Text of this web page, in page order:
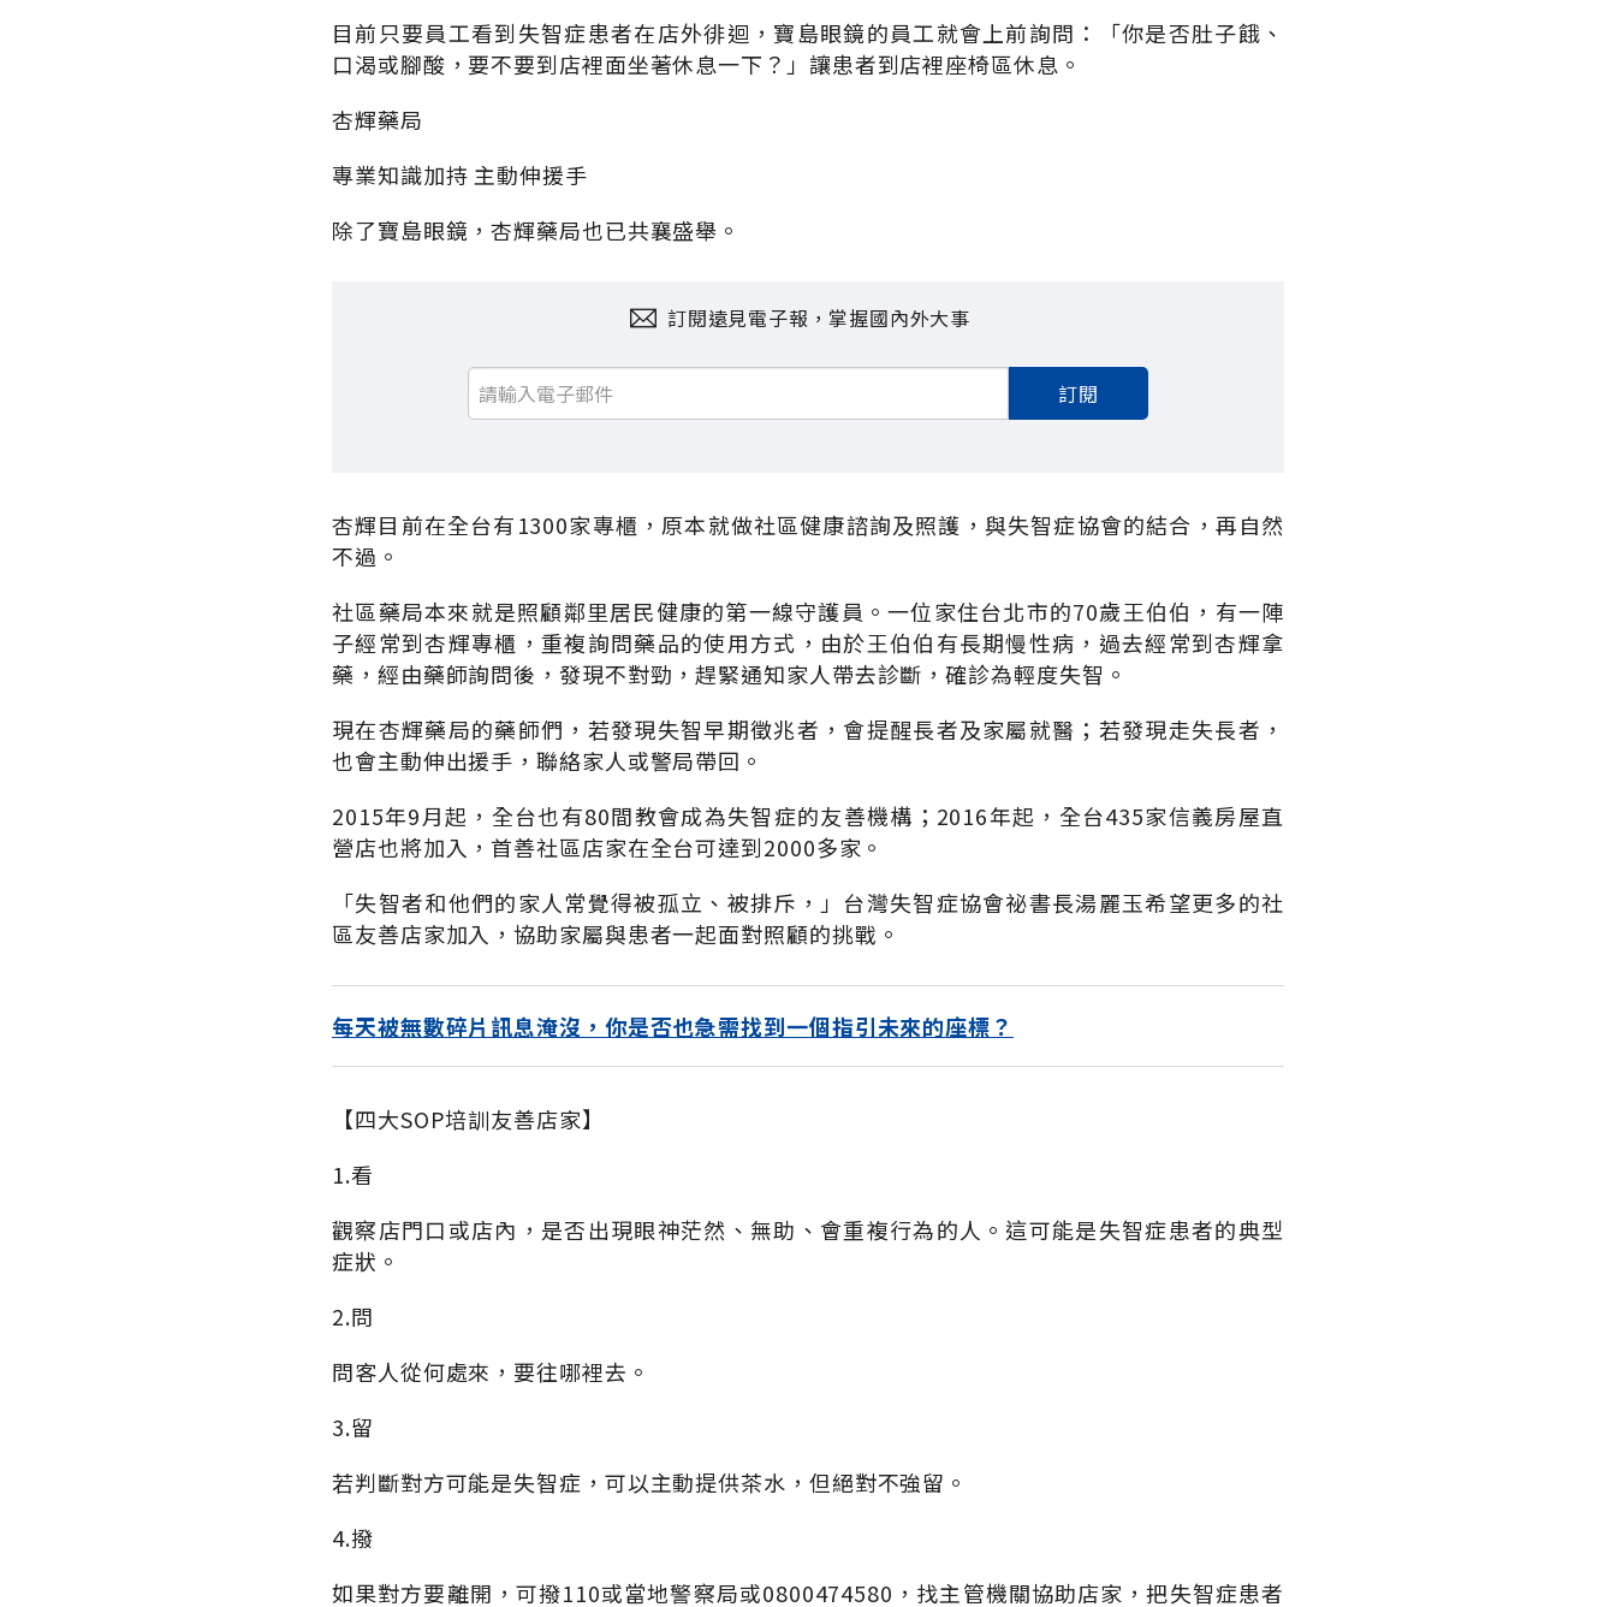
目前只要員工看到失智症患者在店外徘迴，寶島眼鏡的員工就會上前詢問：「你是否肚子餓、
口渴或腳酸，要不要到店裡面坐著休息一下？」讓患者到店裡座椅區休息。
杏輝藥局
專業知識加持 主動伸援手
除了寶島眼鏡，杏輝藥局也已共襄盛舉。
訂閱遠見電子報，掌握國內外大事
訂閱
杏輝目前在全台有1300家專櫃，原本就做社區健康諮詢及照護，與失智症協會的結合，再自然
不過。
社區藥局本來就是照顧鄰里居民健康的第一線守護員。一位家住台北市的70歲王伯伯，有一陣
子經常到杏輝專櫃，重複詢問藥品的使用方式，由於王伯伯有長期慢性病，過去經常到杏輝拿
藥，經由藥師詢問後，發現不對勁，趕緊通知家人帶去診斷，確診為輕度失智。
現在杏輝藥局的藥師們，若發現失智早期徵兆者，會提醒長者及家屬就醫；若發現走失長者，
也會主動伸出援手，聯絡家人或警局帶回。
2015年9月起，全台也有80間教會成為失智症的友善機構；2016年起，全台435家信義房屋直
營店也將加入，首善社區店家在全台可達到2000多家。
「失智者和他們的家人常覺得被孤立、被排斥，」台灣失智症協會祕書長湯麗玉希望更多的社
區友善店家加入，協助家屬與患者一起面對照顧的挑戰。
每天被無數碎片訊息淹沒，你是否也急需找到一個指引未來的座標？
【四大SOP培訓友善店家】
1.看
觀察店門口或店內，是否出現眼神茫然、無助、會重複行為的人。這可能是失智症患者的典型
症狀。
2.問
問客人從何處來，要往哪裡去。
3.留
若判斷對方可能是失智症，可以主動提供茶水，但絕對不強留。
4.撥
如果對方要離開，可撥110或當地警察局或0800474580，找主管機關協助店家，把失智症患者